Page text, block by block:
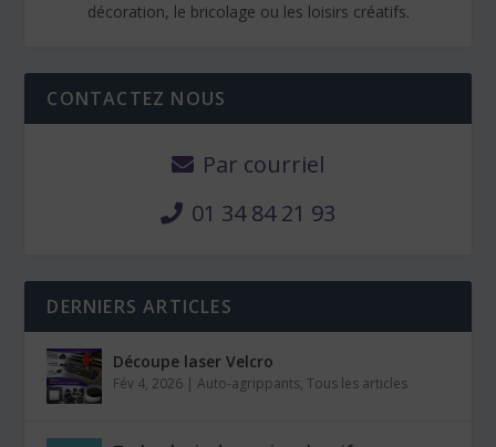
décoration, le bricolage ou les loisirs créatifs.
CONTACTEZ NOUS
Par courriel
01 34 84 21 93
DERNIERS ARTICLES
Découpe laser Velcro
Fév 4, 2026 |Auto-agrippants,Tous les articles